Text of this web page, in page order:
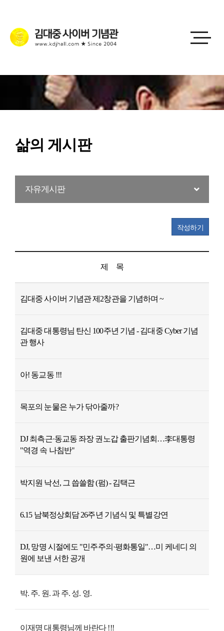
삶의 게시판
자유게시판
작성하기
제 목
김대중 사이버 기념관 제2창관을 기념하며 ~
김대중 대통령님 탄신 100주년 기념 - 김대중 Cyber 기념
관 행사
아! 동교동 !!!
목포의 눈물은 누가 닦아줄까?
DJ 최측근·동교동 좌장 권노갑 출판기념회…李대통령
"역경 속 나침반"
박지원 낙선, 그 씁쓸함 (펌) - 김택근
6.15 남북정상회담 26주년 기념식 및 특별강연
DJ, 망명 시절에도 "민주주의·평화통일"…미 케네디 의
원에 보낸 서한 공개
박. 주. 원. 과 주. 성. 영.
이재명 대통령님께 바란다 !!!